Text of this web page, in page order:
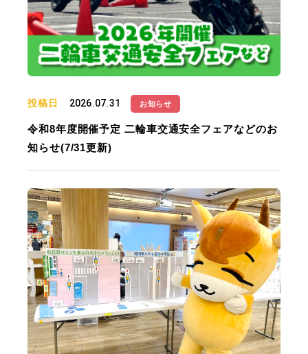
投稿日 2026.07.31 お知らせ
令和8年度開催予定 二輪車交通安全フェアなどのお
知らせ(7/31更新)